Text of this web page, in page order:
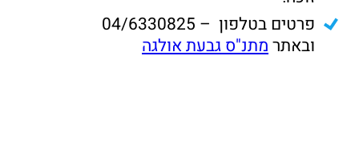
ובאתרמתנ"ס גבעת אולגה